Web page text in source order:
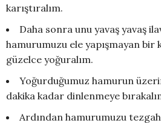
karıştıralım.
Daha sonra unu yavaş yavaş
hamurumuzu ele yapışmayan bir
güzelce yoğuralım.
Yoğurduğumuz hamurun
dakika kadar dinlenmeye
Ardından hamurumuzu